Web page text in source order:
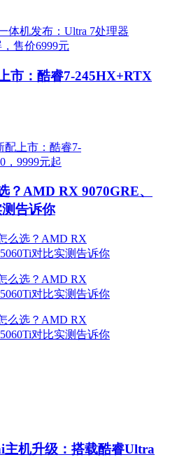
市：酷睿7-245HX+RTX
？AMD RX 9070GRE、
告诉你
机升级：搭载酷睿Ultra